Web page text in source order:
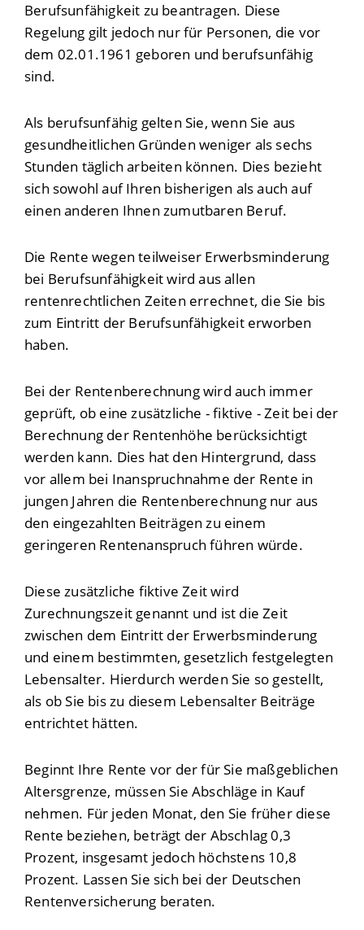
Berufsunfähigkeit zu beantragen. Diese
Regelung gilt jedoch nur für Personen, die vor
dem 02.01.1961 geboren und berufsunfähig
sind.
Als berufsunfähig gelten Sie, wenn Sie aus
gesundheitlichen Gründen weniger als sechs
Stunden täglich arbeiten können. Dies bezieht
sich sowohl auf Ihren bisherigen als auch auf
einen anderen Ihnen zumutbaren Beruf.
Die Rente wegen teilweiser Erwerbsminderung
bei Berufsunfähigkeit wird aus allen
rentenrechtlichen Zeiten errechnet, die Sie bis
zum Eintritt der Berufsunfähigkeit erworben
haben.
Bei der Rentenberechnung wird auch immer
geprüft, ob eine zusätzliche - fiktive - Zeit bei der
Berechnung der Rentenhöhe berücksichtigt
werden kann. Dies hat den Hintergrund, dass
vor allem bei Inanspruchnahme der Rente in
jungen Jahren die Rentenberechnung nur aus
den eingezahlten Beiträgen zu einem
geringeren Rentenanspruch führen würde.
Diese zusätzliche fiktive Zeit wird
Zurechnungszeit genannt und ist die Zeit
zwischen dem Eintritt der Erwerbsminderung
und einem bestimmten, gesetzlich festgelegten
Lebensalter. Hierdurch werden Sie so gestellt,
als ob Sie bis zu diesem Lebensalter Beiträge
entrichtet hätten.
Beginnt Ihre Rente vor der für Sie maßgeblichen
Altersgrenze, müssen Sie Abschläge in Kauf
nehmen. Für jeden Monat, den Sie früher diese
Rente beziehen, beträgt der Abschlag 0,3
Prozent, insgesamt jedoch höchstens 10,8
Prozent. Lassen Sie sich bei der Deutschen
Rentenversicherung beraten.